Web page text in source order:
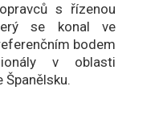
s řízenou
se konal ve
bodem
v oblasti
Španělsku.